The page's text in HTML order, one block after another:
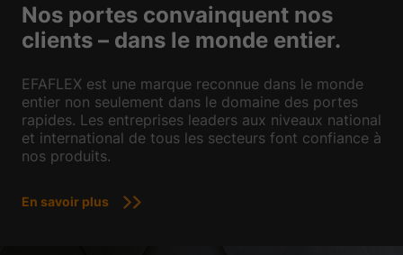
Nos portes convainquent nos
clients – dans le monde entier.
EFAFLEX est une marque reconnue dans le monde
entier non seulement dans le domaine des portes
rapides. Les entreprises leaders aux niveaux national
et international de tous les secteurs font confiance à
nos produits.
En savoir plus